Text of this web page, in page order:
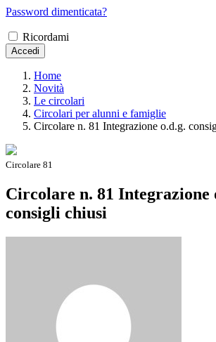
Password dimenticata?
Ricordami
Accedi
Home
Novità
Le circolari
Circolari per alunni e famiglie
Circolare n. 81 Integrazione o.d.g.
Circolare 81
Circolare n. 81 Integrazione
consigli chiusi